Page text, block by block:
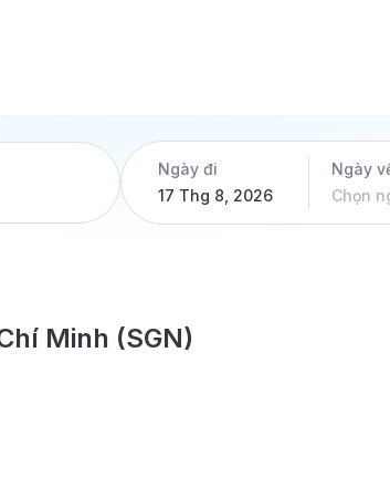
Ngày đi
17 Thg 8, 2026
Ngày
Chọn
Minh (SGN)